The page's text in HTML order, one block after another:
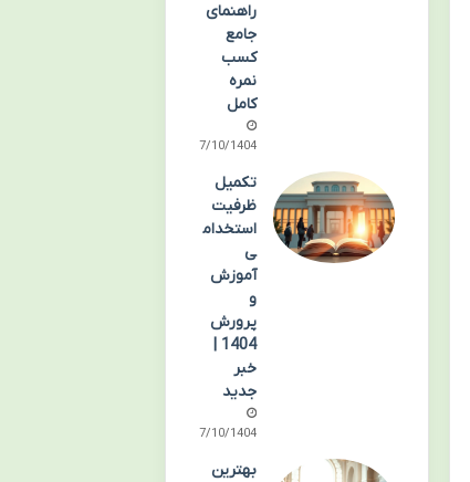
راهنمای
جامع
کسب
نمره
کامل
07/10/1404
تکمیل
ظرفیت
استخدام
ی
آموزش
و
پرورش
1404 |
خبر
جدید
07/10/1404
بهترین